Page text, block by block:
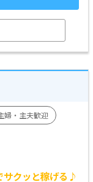
婦・主夫歓迎
サクッと稼げる♪